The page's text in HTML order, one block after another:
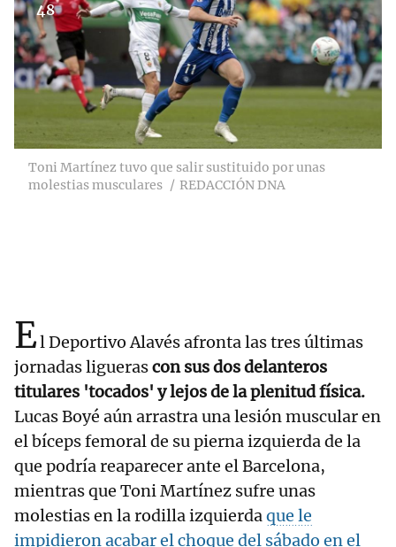
48
Toni Martínez tuvo que salir sustituido por unas
molestias musculares
REDACCIÓN DNA
El Deportivo Alavés afronta las tres últimas
jornadas liguerascon sus dos delanteros
titulares 'tocados' y lejos de la plenitud física.
Lucas Boyé aún arrastra una lesión muscular en
el bíceps femoral de su pierna izquierda de la
que podría reaparecer ante el Barcelona,
mientras que Toni Martínez sufre unas
molestias en la rodilla izquierdaque le
impidieron acabar el choque del sábado en el